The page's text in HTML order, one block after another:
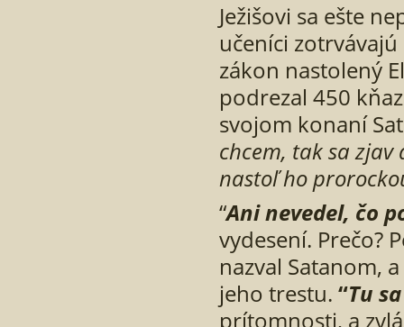
Ježišovi sa ešte
učeníci
zákon nastolený
podrezal 450
svojom konaní
chcem, tak sa zjav
nastoľ ho
“Ani nevedel, čo
vydesení. Prečo?
nazval Satanom,
jeho trestu.“Tu
prítomnosti, a